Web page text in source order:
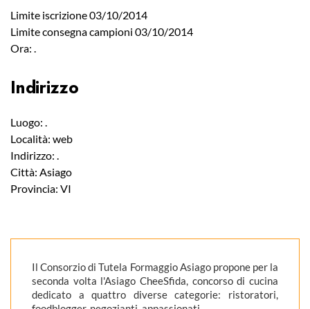
Limite iscrizione 03/10/2014
Limite consegna campioni 03/10/2014
Ora: .
Indirizzo
Luogo: .
Località: web
Indirizzo: .
Città: Asiago
Provincia: VI
Il Consorzio di Tutela Formaggio Asiago propone per la
seconda volta l'Asiago CheeSfida, concorso di cucina
dedicato a quattro diverse categorie: ristoratori,